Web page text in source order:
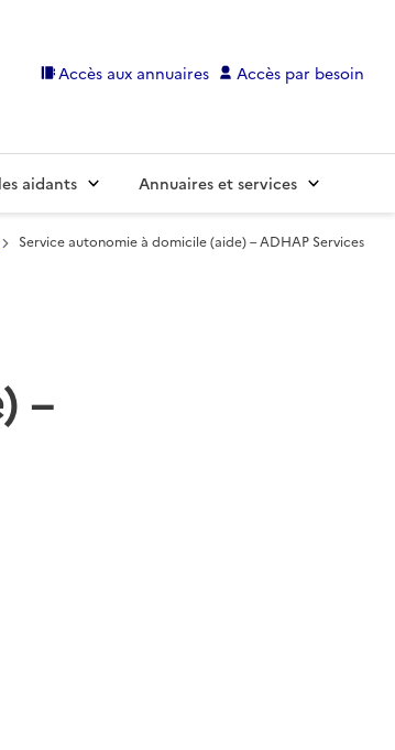
Accès aux annuaires Accès par besoin
aidants Annuaires et services
Service autonomie à domicile (aide) – ADHAP Services
–